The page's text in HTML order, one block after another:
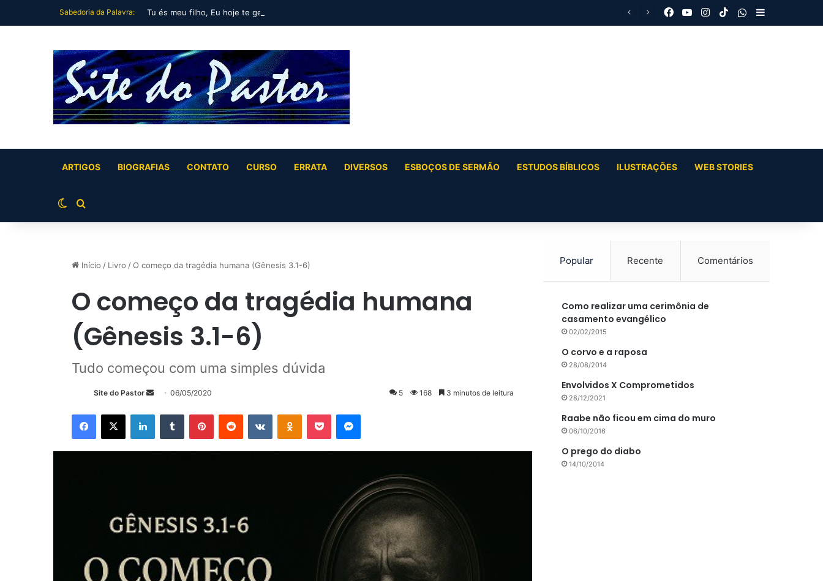
Sabedoria da Palavra: Tu és meu filho, Eu hoje te gerei (Salmo 2) Facebook
YouTubeInstagram
TikTokWhatsApp
Barra Lateral
ARTIGOS BIOGRAFIAS CONTATO CURSO ERRATA DIVERSOS ESBOÇOS DE SERMÃO ESTUDOS BÍBLICOS ILUSTRAÇÕES WEB STORIES
Switch skin
Buscar por
Início / Livro /O começo da tragédia humana (Gênesis 3.1-6)
O começo da tragédia humana
(Gênesis 3.1-6)
Tudo começou com uma simples dúvida
Site do Pastor
Mande
mail
06/05/2020 5 168 3 minutos de leitura
Facebook
X LinkedinTumblr PinterestReddit VK OK Pocket Messenger
Popular Recente Comentários
Como realizar uma cerimônia de
casamento evangélico
02/02/2015
O corvo e a raposa
28/08/2014
Envolvidos X Comprometidos
28/12/2021
Raabe não ficou em cima do muro
06/10/2016
O prego do diabo
14/10/2014